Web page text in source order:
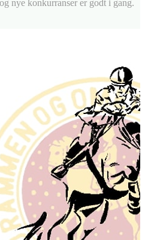
nye konkurranser er godt i gang.